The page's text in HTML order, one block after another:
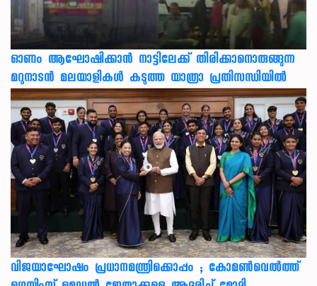
ഓണം ആഘോഷിക്കാൻ നാട്ടിലേക്ക് തിരിക്കാനൊരുങ്ങുന്ന
മറുനാടൻ മലയാളികൾ കടുത്ത യാത്രാ പ്രതിസന്ധിയിൽ
വിജയാഘോഷം പ്രധാനമന്ത്രിക്കൊപ്പം ; കോമൺവെൽത്ത്